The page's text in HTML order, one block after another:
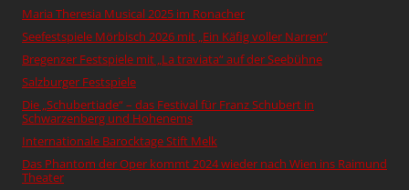
Maria Theresia Musical 2025 im Ronacher
Seefestspiele Mörbisch 2026 mit „Ein Käfig voller Narren“
Bregenzer Festspiele mit „La traviata“ auf der Seebühne
Salzburger Festspiele
Die „Schubertiade“ – das Festival für Franz Schubert in
Schwarzenberg und Hohenems
Internationale Barocktage Stift Melk
Das Phantom der Oper kommt 2024 wieder nach Wien ins Raimund
Theater